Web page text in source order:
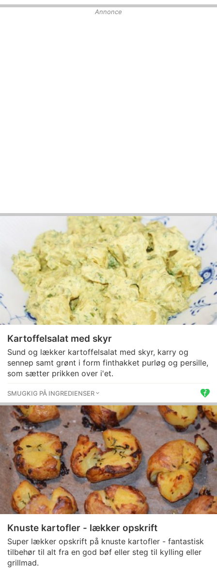
Annonce
Kartoffelsalat med skyr
Sund og lækker kartoffelsalat med skyr, karry og
sennep samt grønt i form finthakket purløg og persille,
som sætter prikken over i'et.
SMUGKIG PÅ INGREDIENSER
Knuste kartofler - lækker opskrift
Super lækker opskrift på knuste kartofler - fantastisk
tilbehør til alt fra en god bøf eller steg til kylling eller
grillmad.